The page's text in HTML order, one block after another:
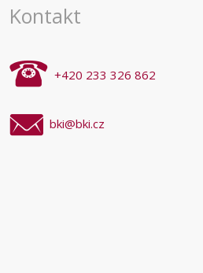
Kontakt
+420 233 326 862
bki@bki.cz